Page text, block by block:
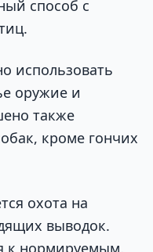
способ с
использовать
оружие и
также
кроме гончих
охота на
выводок.
к нормируемым,